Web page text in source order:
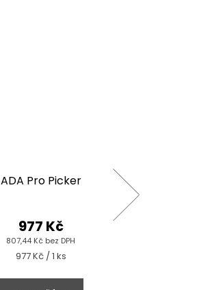
ADA Pro Picker
807,44 Kč bez DPH
977 Kč
Měrná
977 Kč / 1 ks